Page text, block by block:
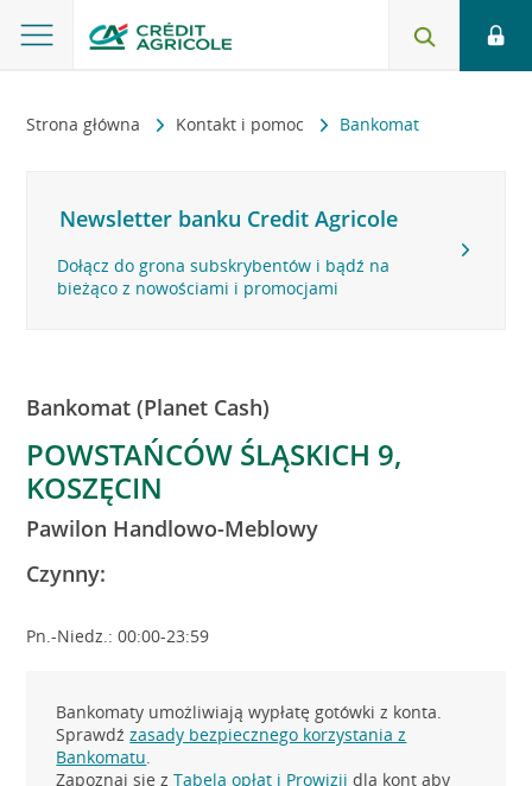
Strona główna Kontakt i pomoc Bankomat
Newsletter banku Credit Agricole
Dołącz do grona subskrybentów i bądź na
bieżąco z nowościami i promocjami
Bankomat (Planet Cash)
POWSTAŃCÓW ŚLĄSKICH 9,
KOSZĘCIN
Pawilon Handlowo-Meblowy
Czynny:
Pn.-Niedz.: 00:00-23:59
Bankomaty umożliwiają wypłatę gotówki z konta.
Sprawdźzasady bezpiecznego korzystania z
Bankomatu.
Zapoznaj się zTabelą opłat i Prowizji dla kont aby